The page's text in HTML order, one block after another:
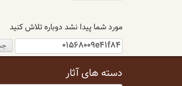
مورد شما پیدا نشد دوباره تلاش کنید
جستجو
برای:
دسته های آثار